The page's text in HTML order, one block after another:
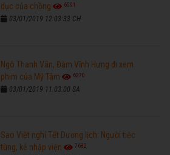
dục của chồng
6591
03/01/2019 12:03:33 CH
Ngô Thanh Vân, Đàm Vĩnh Hưng đi xem
phim của Mỹ Tâm
6270
03/01/2019 11:03:00 SA
Sao Việt nghỉ Tết Dương lịch: Người tiệc
tùng, kẻ nhập viện
7682